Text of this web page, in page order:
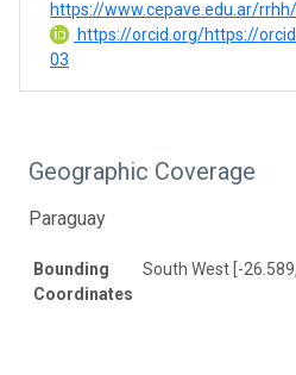
https://www.cepave.edu.ar/
https://orcid.org/https://
03
Geographic Coverage
Paraguay
Bounding
Coordinates
South West [-